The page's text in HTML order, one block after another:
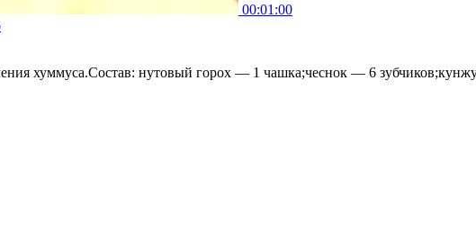
00:01:00
хуммуса.Состав: нутовый горох — 1 чашка;чеснок — 6